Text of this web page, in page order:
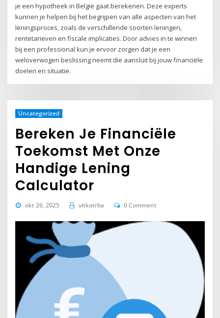
je een hypotheek in België gaat berekenen. Deze experts
kunnen je helpen bij het begrijpen van alle aspecten van het
leningsproces, zoals de verschillende soorten leningen,
rentetarieven en fiscale implicaties. Door advies in te winnen
bij een professional kun je ervoor zorgen dat je een
weloverwogen beslissing neemt die aansluit bij jouw financiële
doelen en situatie.
Uncategorized
Bereken Je Financiële
Toekomst Met Onze
Handige Lening
Calculator
okt 26, 2025 vitkotrba 0 Comment